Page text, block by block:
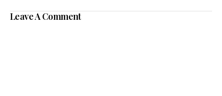
Leave A Comment